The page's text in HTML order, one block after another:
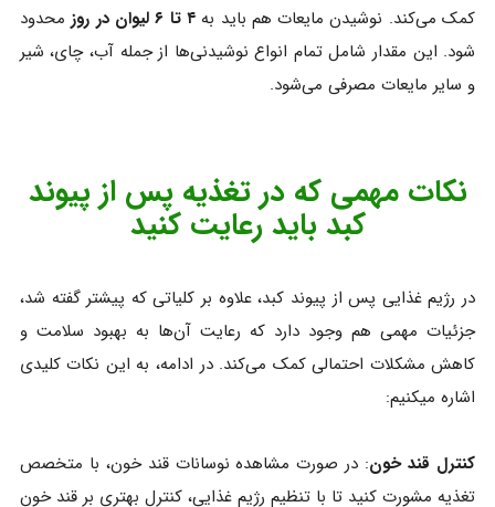
کمک می‌کند. نوشیدن مایعات هم باید به۴ تا ۶ لیوان در روز
محدود
شود. این مقدار شامل تمام انواع نوشیدنی‌ها از جمله آب، چای، شیر
و سایر مایعات مصرفی می‌شود.
نکات مهمی که در تغذیه پس از پیوند
کبد باید رعایت کنید
در رژیم غذایی پس از پیوند کبد، علاوه بر کلیاتی که پیشتر گفته شد،
جزئیات مهمی هم وجود دارد که رعایت آن‌ها به بهبود سلامت و
کاهش مشکلات احتمالی کمک می‌کند. در ادامه، به این نکات کلیدی
اشاره میکنیم:
کنترل قند خون: در صورت مشاهده نوسانات قند خون، با متخصص
تغذیه مشورت کنید تا با تنظیم رژیم غذایی، کنترل بهتری بر قند خون